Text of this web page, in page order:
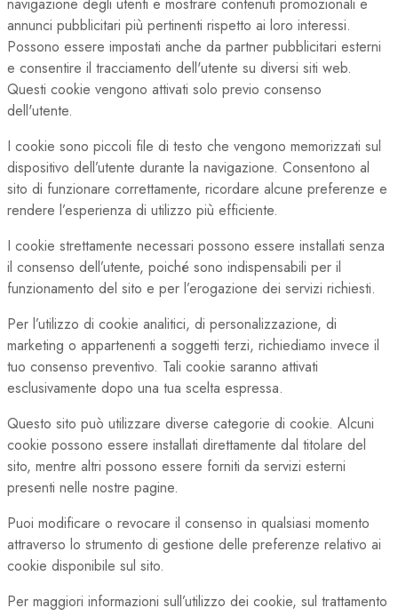
navigazione degli utenti e mostrare contenuti promozionali e
annunci pubblicitari più pertinenti rispetto ai loro interessi.
Possono essere impostati anche da partner pubblicitari esterni
e consentire il tracciamento dell'utente su diversi siti web.
Questi cookie vengono attivati solo previo consenso
dell'utente.
I cookie sono piccoli file di testo che vengono memorizzati sul
dispositivo dell’utente durante la navigazione. Consentono al
sito di funzionare correttamente, ricordare alcune preferenze e
rendere l’esperienza di utilizzo più efficiente.
I cookie strettamente necessari possono essere installati senza
il consenso dell’utente, poiché sono indispensabili per il
funzionamento del sito e per l’erogazione dei servizi richiesti.
Per l’utilizzo di cookie analitici, di personalizzazione, di
marketing o appartenenti a soggetti terzi, richiediamo invece il
tuo consenso preventivo. Tali cookie saranno attivati
esclusivamente dopo una tua scelta espressa.
Questo sito può utilizzare diverse categorie di cookie. Alcuni
cookie possono essere installati direttamente dal titolare del
sito, mentre altri possono essere forniti da servizi esterni
presenti nelle nostre pagine.
Puoi modificare o revocare il consenso in qualsiasi momento
attraverso lo strumento di gestione delle preferenze relativo ai
cookie disponibile sul sito.
Per maggiori informazioni sull’utilizzo dei cookie, sul trattamento